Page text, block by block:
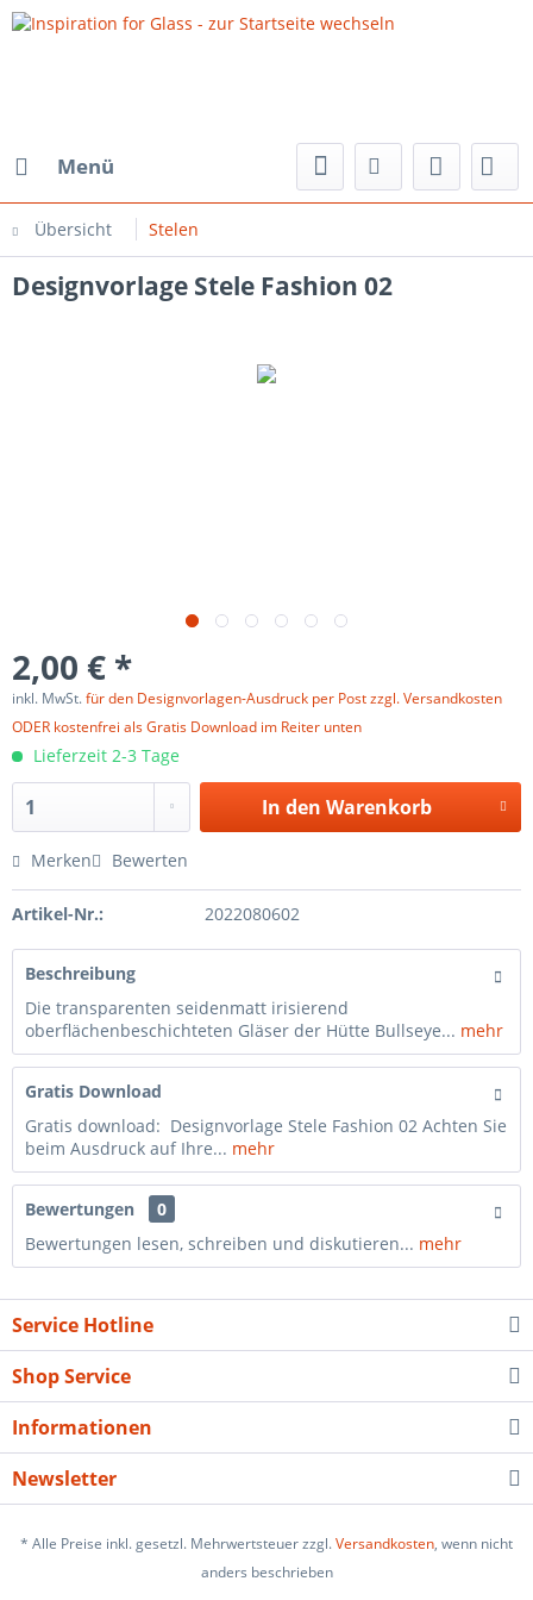
Menü
Übersicht Stelen
Designvorlage Stele Fashion 02
2,00 € *
inkl. MwSt.für den Designvorlagen-Ausdruck per Post zzgl. Versandkosten
ODER kostenfrei als Gratis Download im Reiter unten
Lieferzeit 2-3 Tage
In den Warenkorb
Merken Bewerten
Artikel-Nr.: 2022080602
Beschreibung
Die transparenten seidenmatt irisierend
oberflächenbeschichteten Gläser der Hütte Bullseye... mehr
Gratis Download
Gratis download: Designvorlage Stele Fashion 02 Achten Sie
beim Ausdruck auf Ihre... mehr
Bewertungen
0
Bewertungen lesen, schreiben und diskutieren... mehr
Service Hotline
Shop Service
Informationen
Newsletter
* Alle Preise inkl. gesetzl. Mehrwertsteuer zzgl.Versandkosten, wenn nicht
anders beschrieben